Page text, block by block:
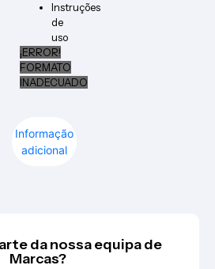
Informação
adicional
Instruções
de
uso
¡ERROR!
FORMATO
INADECUADO
da nossa equipa de
Marcas?